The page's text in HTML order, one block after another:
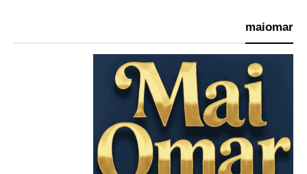
maiomar